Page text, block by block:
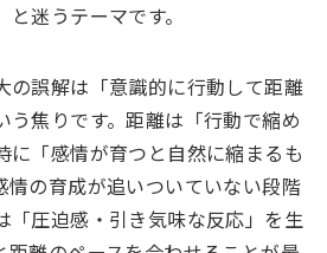
迷うテーマです。
の誤解は「意識的に行動して距離
う焦りです。距離は「行動で縮め
に「感情が育つと自然に縮まるも
情の育成が追いついていない段階
「圧迫感・引き気味な反応」を生